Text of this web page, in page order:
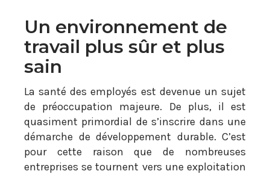
Un environnement de
travail plus sûr et plus
sain
La santé des employés est devenue un sujet
de préoccupation majeure. De plus, il est
quasiment primordial de s’inscrire dans une
démarche de développement durable. C’est
pour cette raison que de nombreuses
entreprises se tournent vers une exploitation